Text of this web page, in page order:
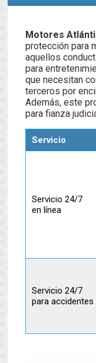
Motores
protección para
aquellos
para
que necesitan
terceros por
Además, este
para fianza
Servicio
Servicio 24/7
en línea
Servicio 24/7
para accidentes